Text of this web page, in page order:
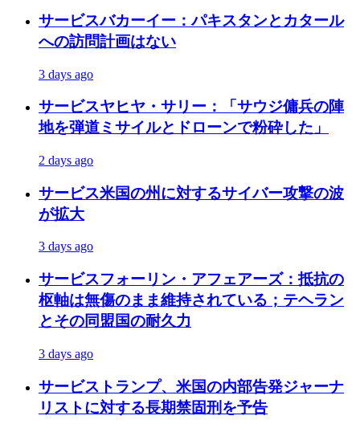
サービスバカーイー：パキスタンとカタール
への訪問計画はない
3 days ago
サービスヤヒヤ・サリー：「サウジ傭兵の陣
地を弾道ミサイルとドローンで粉砕した」
2 days ago
サービス米国の州に対するサイバー攻撃の波
が拡大
3 days ago
サービスフォーリン・アフェアーズ：抵抗の
枢軸は無傷のまま維持されている；テヘラン
とその同盟国の耐久力
3 days ago
サービス トランプ、米国の内部告発ジャーナ
リストに対する長期禁固刑を予告